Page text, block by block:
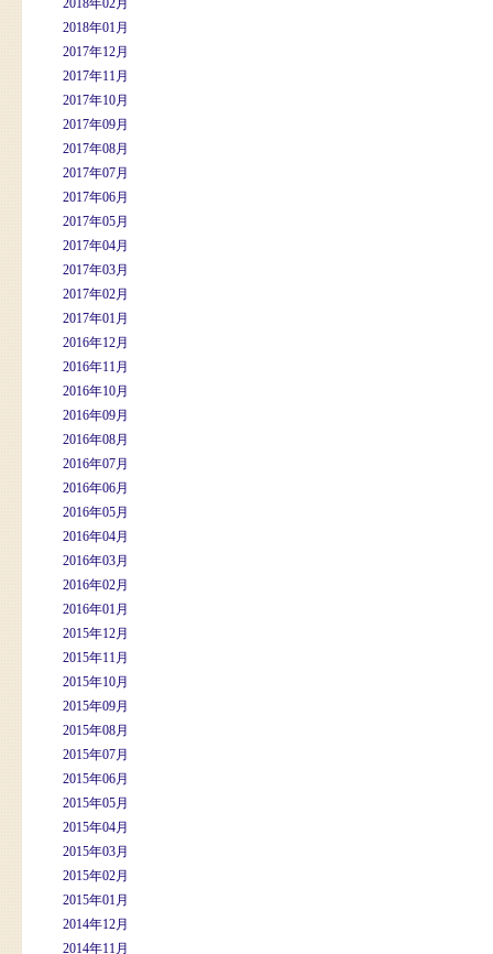
2018年02月
2018年01月
2017年12月
2017年11月
2017年10月
2017年09月
2017年08月
2017年07月
2017年06月
2017年05月
2017年04月
2017年03月
2017年02月
2017年01月
2016年12月
2016年11月
2016年10月
2016年09月
2016年08月
2016年07月
2016年06月
2016年05月
2016年04月
2016年03月
2016年02月
2016年01月
2015年12月
2015年11月
2015年10月
2015年09月
2015年08月
2015年07月
2015年06月
2015年05月
2015年04月
2015年03月
2015年02月
2015年01月
2014年12月
2014年11月